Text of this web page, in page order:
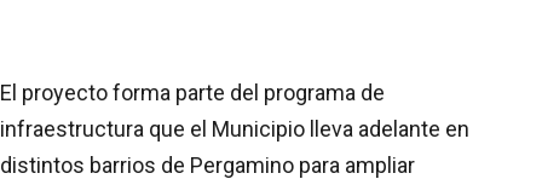
El proyecto forma parte del programa de
infraestructura que el Municipio lleva adelante en
distintos barrios de Pergamino para ampliar